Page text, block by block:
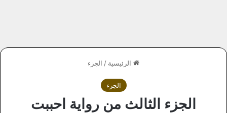
الرئيسية / الجزء
الجزء
الجزء الثالث من رواية احببت